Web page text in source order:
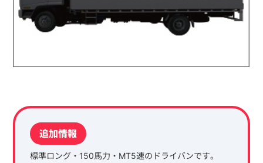
追加情報
標準ロング・150馬力・MT5速のドライバンです。